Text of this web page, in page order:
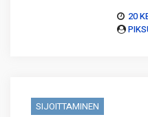
20
SIJOITTAMINEN